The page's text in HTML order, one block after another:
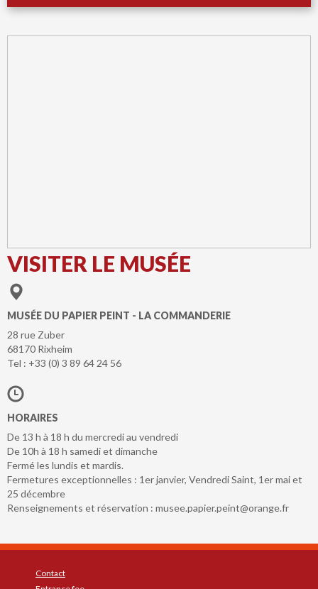
VISITER LE MUSÉE
MUSÉE DU PAPIER PEINT - LA COMMANDERIE
28 rue Zuber
68170 Rixheim
Tel : +33 (0) 3 89 64 24 56
HORAIRES
De 13 h à 18 h du mercredi au vendredi
De 10h à 18 h samedi et dimanche
Fermé les lundis et mardis.
Fermetures exceptionnelles : 1er janvier, Vendredi Saint, 1er mai et
25 décembre
Renseignements et réservation : musee.papier.peint@orange.fr
Contact